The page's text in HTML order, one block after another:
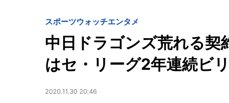
スポーツウォッチエンタメ
中日ドラゴンズ荒れる
はセ・リーグ2年連続ビリ
2020.11.30 20:46